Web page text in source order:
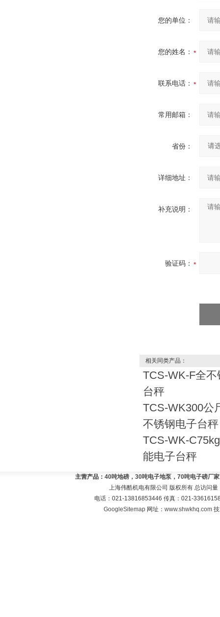
您的单位：
您的姓名：
联系电话：
常用邮箱：
省份：
详细地址：
补充说明：
验证码：
相关同类产品：
TCS-WK-F全
台秤
TCS-WK300公
不锈钢电子台秤
TCS-WK-
能电子台秤
主营产品： 40吨地磅，30吨电子地泵，70吨电子磅厂
上海伟酷机电有限公司 版权所有 总访问量
电话：021-13816853446 传真：021-
GoogleSitemap 网址：www.shwkhq.com